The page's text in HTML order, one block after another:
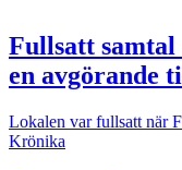
Fullsatt samtal
en avgörande
Lokalen var fullsatt när
Krönika